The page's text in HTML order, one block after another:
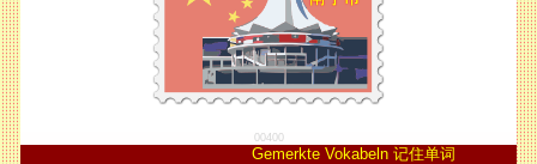
00400
Gemerkte Vokabeln 记住单词